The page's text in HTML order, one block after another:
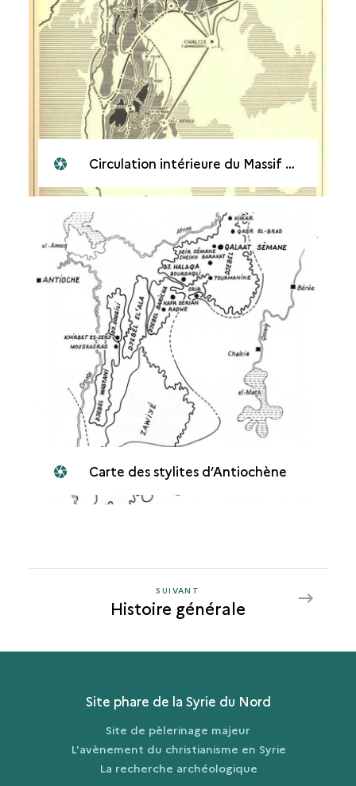
Circulation intérieure du Massif Calcaire
Carte des stylites d’Antiochène
SUIVANT
HISTOIRE
SUIVANT
Histoire générale
Site phare de la Syrie du Nord
Site de pèlerinage majeur
L'avènement du christianisme en Syrie
La recherche archéologique